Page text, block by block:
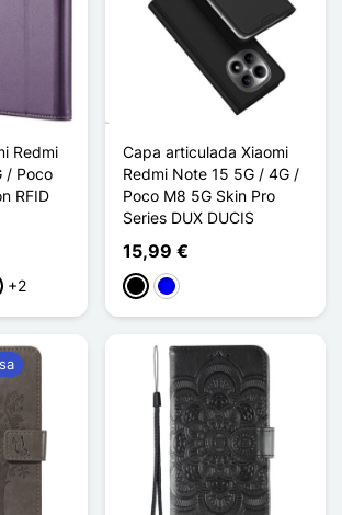
Redmi
/ Poco
RFID
+2
Capa articulada Xiaomi
Redmi Note 15 5G / 4G /
Poco M8 5G Skin Pro
Series DUX DUCIS
15,99 €
PretoAzul